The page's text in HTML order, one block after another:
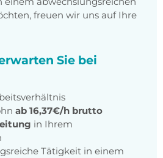
freuen wir uns auf Ihre
Sie bei
ab 16,37€/h brutto
in Ihrem
Tätigkeit in einem